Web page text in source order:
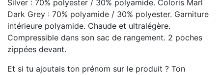
Silver : 70% polyester / 30% polyamide. Coloris Marl
Dark Grey : 70% polyamide / 30% polyester. Garniture
intérieure polyamide. Chaude et ultralégère.
Compressible dans son sac de rangement. 2 poches
zippées devant.
Et si tu ajoutais ton prénom sur le produit ? Ton